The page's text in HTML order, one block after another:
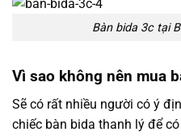
Bàn bida 3c tại
Vì sao không nên mua
Sẽ có rất nhiều người có ý
chiếc bàn bida thanh lý để